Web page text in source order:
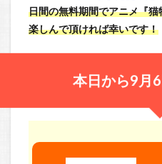
日間の無料期間でアニメ『
楽しんで頂ければ幸いです！
本日から9月